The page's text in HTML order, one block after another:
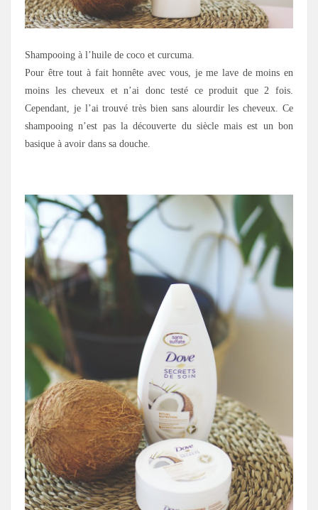
Shampooing à l’huile de coco et curcuma.
Pour être tout à fait honnête avec vous, je me lave de moins en
moins les cheveux et n’ai donc testé ce produit que 2 fois.
Cependant, je l’ai trouvé très bien sans alourdir les cheveux. Ce
shampooing n’est pas la découverte du siècle mais est un bon
basique à avoir dans sa douche.